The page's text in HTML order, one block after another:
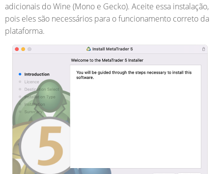
adicionais do Wine (Mono e Gecko). Aceite essa instalação,
pois eles são necessários para o funcionamento correto da
plataforma.